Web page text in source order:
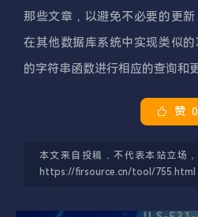
那些文章，以避免不必要的更
在其他数据库系统中实现类似
的字符串函数进行相应的查询和
赞 0
本文来自投稿，不代表本站立场
https://firsource.cn/tool/755.html